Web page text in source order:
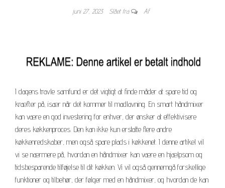
juni 27, 2023 Slået fra Af
I dagens travle samfund er det vigtigt at finde måder at spare tid og
kræfter på, især når det kommer til madlavning. En smart håndmixer
kan være en god investering for enhver, der ønsker at effektivisere
deres køkkenproces. Den kan ikke kun erstatte flere andre
køkkenredskaber, men også spare plads i køkkenet. I denne artikel vil
vi se nærmere på, hvordan en håndmixer kan være en hjælpsom og
tidsbesparende tilføjelse til dit køkken. Vi vil også gennemgå forskellige
funktioner og tilbehør, der følger med en håndmixer, og hvordan de kan